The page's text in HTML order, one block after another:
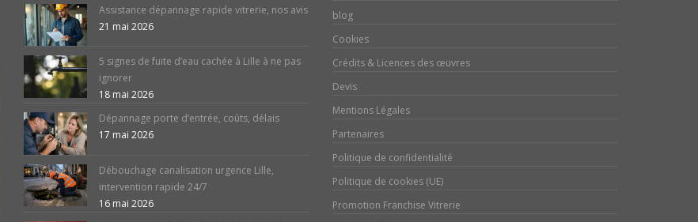
Assistance dépannage rapide vitrerie, nos avis
21 mai 2026
5 signes de fuite d’eau cachée à Lille à ne pas
ignorer
18 mai 2026
Dépannage porte d’entrée, coûts, délais
17 mai 2026
Débouchage canalisation urgence Lille,
intervention rapide 24/7
16 mai 2026
blog
Cookies
Crédits & Licences des œuvres
Devis
Mentions Légales
Partenaires
Politique de confidentialité
Politique de cookies (UE)
Promotion Franchise Vitrerie